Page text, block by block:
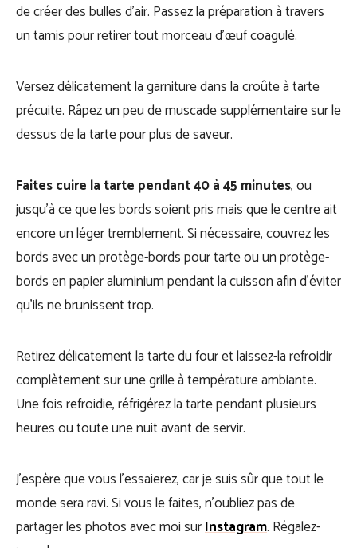
de créer des bulles d’air. Passez la préparation à travers
un tamis pour retirer tout morceau d’œuf coagulé.
Versez délicatement la garniture dans la croûte à tarte
précuite. Râpez un peu de muscade supplémentaire sur le
dessus de la tarte pour plus de saveur.
Faites cuire la tarte pendant 40 à 45 minutes, ou
jusqu’à ce que les bords soient pris mais que le centre ait
encore un léger tremblement. Si nécessaire, couvrez les
bords avec un protège-bords pour tarte ou un protège-
bords en papier aluminium pendant la cuisson afin d’éviter
qu’ils ne brunissent trop.
Retirez délicatement la tarte du four et laissez-la refroidir
complètement sur une grille à température ambiante.
Une fois refroidie, réfrigérez la tarte pendant plusieurs
heures ou toute une nuit avant de servir.
J’espère que vous l’essaierez, car je suis sûr que tout le
monde sera ravi. Si vous le faites, n’oubliez pas de
partager les photos avec moi surInstagram. Régalez-